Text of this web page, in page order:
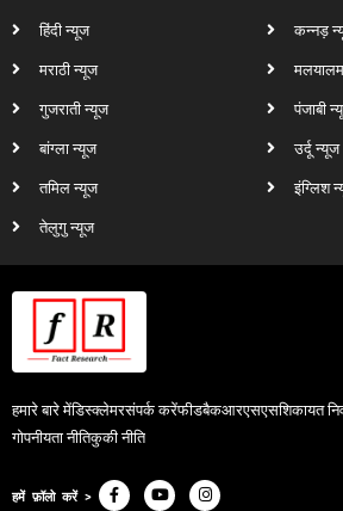
हिंदी न्यूज
मराठी न्यूज
गुजराती न्यूज
बांग्ला न्यूज
तमिल न्यूज
तेलुगु न्यूज
कन्नड़
पंजाबी
उर्दू न्यूज
इंग्लिश
हमारे बारे मेंडिस्क्लेमरसंपर्क करेंफीडबैकआरएसएसशिकायत
गोपनीयता नीतिकुकी नीति
हमें फ़ॉलो करें >